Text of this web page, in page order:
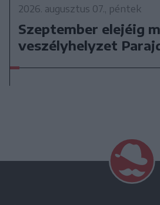
2026. augusztus 07., péntek
Szeptember elejéig
veszélyhelyzet